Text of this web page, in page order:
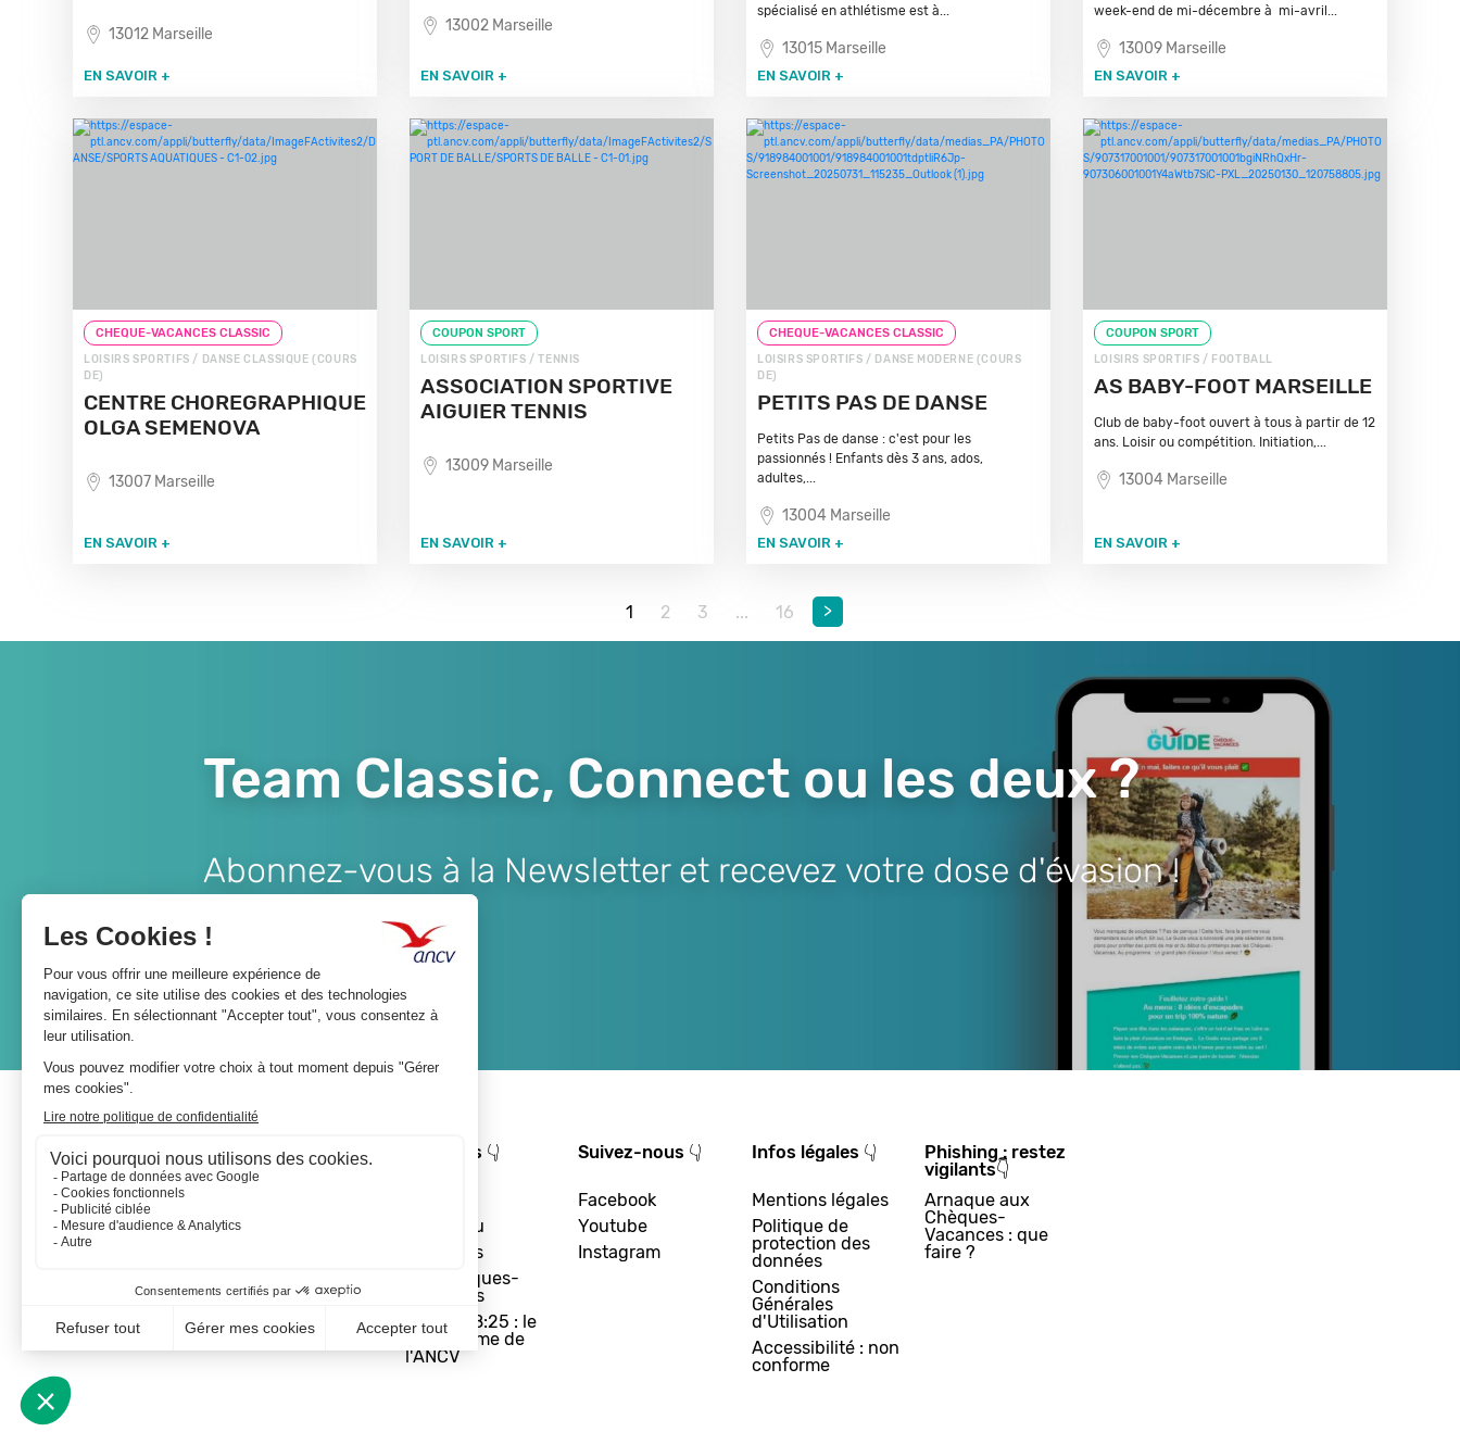
13012 Marseille
EN SAVOIR +
13002 Marseille
EN SAVOIR +
spécialisé en athlétisme est à...
13015 Marseille
EN SAVOIR +
week-end de mi-décembre à mi-avril...
13009 Marseille
EN SAVOIR +
CHEQUE-VACANCES CLASSIC
LOISIRS SPORTIFS / DANSE CLASSIQUE (COURS
DE)
CENTRE CHOREGRAPHIQUE
OLGA SEMENOVA
13007 Marseille
EN SAVOIR +
COUPON SPORT
LOISIRS SPORTIFS / TENNIS
ASSOCIATION SPORTIVE
AIGUIER TENNIS
13009 Marseille
EN SAVOIR +
CHEQUE-VACANCES CLASSIC
LOISIRS SPORTIFS / DANSE MODERNE (COURS
DE)
PETITS PAS DE DANSE
Petits Pas de danse : c'est pour les
passionnés ! Enfants dès 3 ans, ados,
adultes,...
13004 Marseille
EN SAVOIR +
COUPON SPORT
LOISIRS SPORTIFS / FOOTBALL
AS BABY-FOOT MARSEILLE
Club de baby-foot ouvert à tous à partir de 12
ans. Loisir ou compétition. Initiation,...
13004 Marseille
EN SAVOIR +
1 2 3 ... 16 >
Team Classic, Connect ou les deux ?
Abonnez-vous à la Newsletter et recevez votre dose d'évasion !
A propos 👇
Le réseau
Les actus
Les Chèques-
Vacances
Départ 18:25 : le
programme de
l'ANCV
Suivez-nous 👇
Facebook
Youtube
Instagram
Infos légales 👇
Mentions légales
Politique de
protection des
données
Conditions
Générales
d'Utilisation
Accessibilité : non
conforme
Phishing : restez
vigilants👇
Arnaque aux
Chèques-
Vacances : que
faire ?